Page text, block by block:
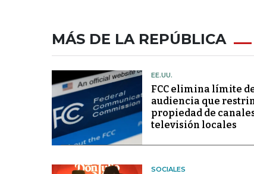
MÁS DE LA REPÚBLICA
EE.UU.
FCC elimina límite
audiencia que
propiedad de
televisión locales
SOCIALES